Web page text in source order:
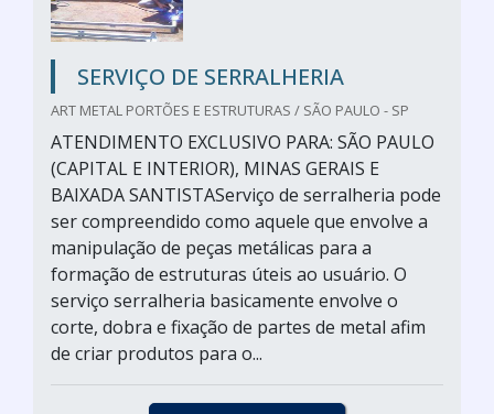
SERVIÇO DE SERRALHERIA
ART METAL PORTÕES E ESTRUTURAS / SÃO PAULO - SP
ATENDIMENTO EXCLUSIVO PARA: SÃO PAULO
(CAPITAL E INTERIOR), MINAS GERAIS E
BAIXADA SANTISTAServiço de serralheria pode
ser compreendido como aquele que envolve a
manipulação de peças metálicas para a
formação de estruturas úteis ao usuário. O
serviço serralheria basicamente envolve o
corte, dobra e fixação de partes de metal afim
de criar produtos para o...